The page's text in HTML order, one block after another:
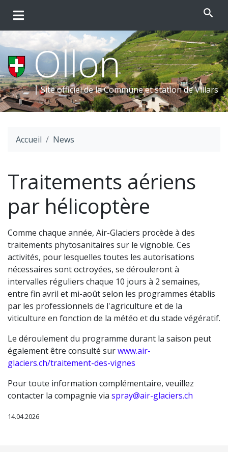
search
Ollon
Site officiel de la Commune etstation de Villars
Accueil News
Traitements aériens
par hélicoptère
Comme chaque année, Air-Glaciers procède à des
traitements phytosanitaires sur le vignoble. Ces
activités, pour lesquelles toutes les autorisations
nécessaires sont octroyées, se dérouleront à
intervalles réguliers chaque 10 jours à 2 semaines,
entre fin avril et mi-août selon les programmes établis
par les professionnels de l'agriculture et de la
viticulture en fonction de la météo et du stade végératif.
Le déroulement du programme durant la saison peut
également être consulté surwww.air-
glaciers.ch/traitement-des-vignes
Pour toute information complémentaire, veuillez
contacter la compagnie via spray@air-glaciers.ch
14.04.2026